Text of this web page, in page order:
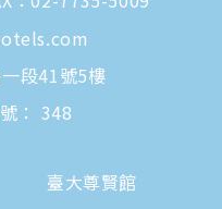
段41號5樓
： 348
臺大尊賢館